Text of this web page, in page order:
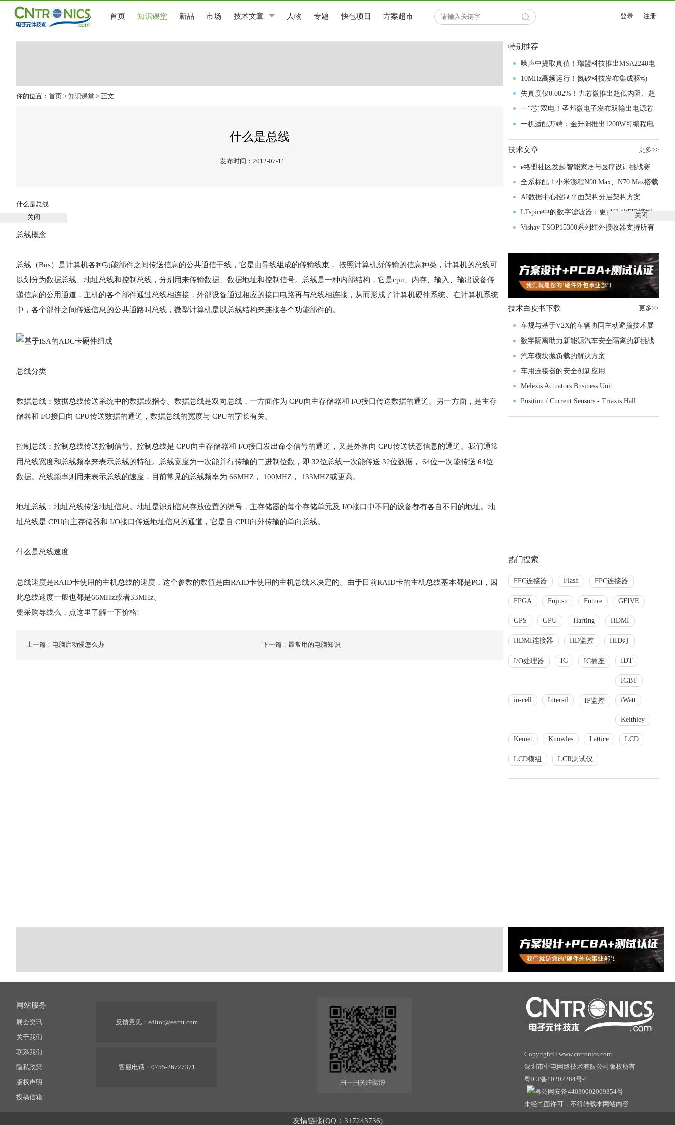
首页 知识课堂 新品 市场 技术文章 人物 专题 快包项目 方案超市 登录 注册
你的位置： 首页 > 知识课堂 > 正文
什么是总线
发布时间：2012-07-11
什么是总线
总线概念
总线（Bus）是计算机各种功能部件之间传送信息的公共通信干线，它是由导线组成的传输线束， 按照计算机所传输的信息种类，计算机的总线可
以划分为数据总线、地址总线和控制总线，分别用来传输数据、数据地址和控制信号。总线是一种内部结构，它是cpu、内存、输入、输出设备传
递信息的公用通道，主机的各个部件通过总线相连接，外部设备通过相应的接口电路再与总线相连接，从而形成了计算机硬件系统。在计算机系统
中，各个部件之间传送信息的公共通路叫总线，微型计算机是以总线结构来连接各个功能部件的。
总线分类
数据总线：数据总线传送系统中的数据或指令。数据总线是双向总线，一方面作为 CPU向主存储器和 I/O接口传送数据的通道。另一方面，是主存
储器和 I/O接口向 CPU传送数据的通道，数据总线的宽度与 CPU的字长有关。
控制总线：控制总线传送控制信号。控制总线是 CPU向主存储器和 I/O接口发出命令信号的通道，又是外界向 CPU传送状态信息的通道。我们通常
用总线宽度和总线频率来表示总线的特征。总线宽度为一次能并行传输的二进制位数，即 32位总线一次能传送 32位数据， 64位一次能传送 64位
数据。总线频率则用来表示总线的速度，目前常见的总线频率为 66MHZ， 100MHZ， 133MHZ或更高。
地址总线：地址总线传送地址信息。地址是识别信息存放位置的编号，主存储器的每个存储单元及 I/O接口中不同的设备都有各自不同的地址。地
址总线是 CPU向主存储器和 I/O接口传送地址信息的通道，它是自 CPU向外传输的单向总线。
什么是总线速度
总线速度是RAID卡使用的主机总线的速度，这个参数的数值是由RAID卡使用的主机总线来决定的。由于目前RAID卡的主机总线基本都是PCI，因
此总线速度一般也都是66MHz或者33MHz。
要采购导线么，点这里了解一下价格!
上一篇：电脑启动慢怎么办 下一篇：最常用的电脑知识
特别推荐
噪声中提取真值！瑞盟科技推出MSA2240电
流检测芯片赋能多元高端测量场景
10MHz高频运行！氮矽科技发布集成驱动
GaN芯片，助力电源能效再攀新高
失真度仅0.002%！力芯微推出超低内阻、超
低失真4PST模拟开关
一“芯”双电！圣邦微电子发布双输出电源芯
片，简化AFE与音频设计
一机适配万端：金升阳推出1200W可编程电
源，赋能高端装备制造
技术文章 更多>>
e络盟社区发起智能家居与医疗设计挑战赛
全系标配！小米澎程N90 Max、N70 Max搭载
禾赛激光雷达正式亮相
AI数据中心控制平面架构分层架构方案
LTspice中的数字滤波器：更灵活的FIR模型
Vishay TSOP15300系列红外接收器支持所有
主流遥控代码
技术白皮书下载 更多>>
车规与基于V2X的车辆协同主动避撞技术展
望
数字隔离助力新能源汽车安全隔离的新挑战
汽车模块抛负载的解决方案
车用连接器的安全创新应用
Melexis Actuators Business Unit
Position / Current Sensors - Triaxis Hall
热门搜索
FFC连接器 Flash FPC连接器
FPGA Fujitsu Future GFIVE
GPS GPU Harting HDMI
HDMI连接器 HD监控 HID灯
I/O处理器 IC IC插座 IDT
IGBT
in-cell Intersil IP监控 iWatt
Keithley
Kemet Knowles Lattice LCD
LCD模组 LCR测试仪
网站服务
展会资讯
关于我们
联系我们
隐私政策
版权声明
投稿信箱
反馈意见： editor@eecnt.com
客服电话：0755-26727371
Copyright© www.cntronics.com
深圳市中电网络技术有限公司版权所有
粤ICP备10202284号-1
粤公网安备44030002009354号
未经书面许可，不得转载本网站内容
友情链接(QQ：317243736)
关闭 关闭